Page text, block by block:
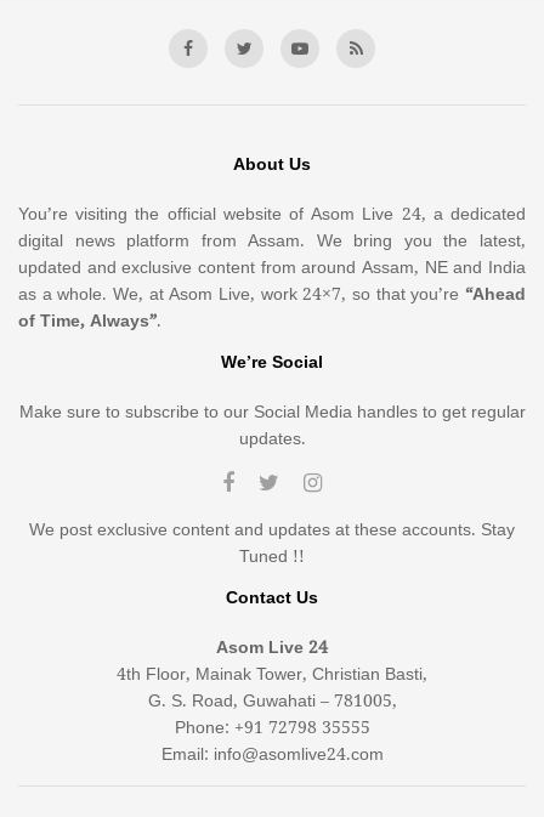
About Us
You’re visiting the official website of Asom Live 24, a dedicated
digital news platform from Assam. We bring you the latest,
updated and exclusive content from around Assam, NE and India
as a whole. We, at Asom Live, work 24×7, so that you’re “Ahead
of Time, Always”.
We’re Social
Make sure to subscribe to our Social Media handles to get regular
updates.
We post exclusive content and updates at these accounts. Stay
Tuned !!
Contact Us
Asom Live 24
4th Floor, Mainak Tower, Christian Basti,
G. S. Road, Guwahati – 781005,
Phone: +91 72798 35555
Email: info@asomlive24.com